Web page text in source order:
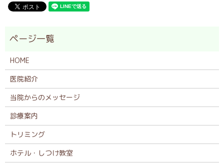
HOME
医院紹介
当院からのメッセージ
診療案内
トリミング
ホテル・しつけ教室